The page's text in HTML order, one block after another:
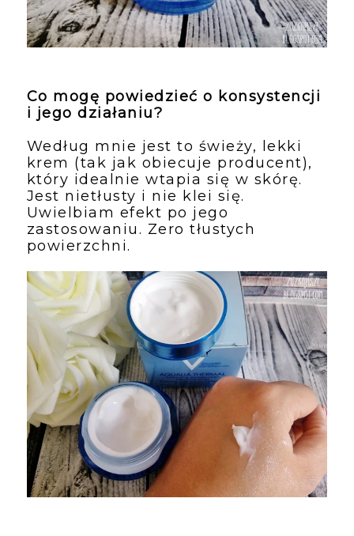
Co mogę powiedzieć o konsystencji
i jego działaniu?
Według mnie jest to świeży, lekki
krem (tak jak obiecuje producent),
który idealnie wtapia się w skórę.
Jest nietłusty i nie klei się.
Uwielbiam efekt po jego
zastosowaniu. Zero tłustych
powierzchni.